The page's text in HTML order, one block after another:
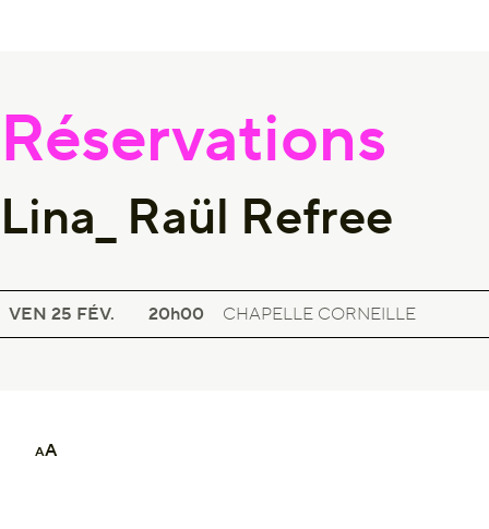
AA
Réservations
Lina_ Raül Refree
VEN 25 FÉV. 20h00
LINA_ RAÜL REFREE
CONCERT ENSEMBLE INVITÉCHAPELLE CORNEILLE